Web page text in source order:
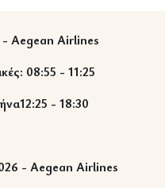
- Aegean Airlines
08:55 - 11:25
- 18:30
- Aegean Airlines